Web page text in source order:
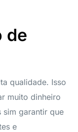
de
qualidade. Isso
muito dinheiro
sim garantir que
e